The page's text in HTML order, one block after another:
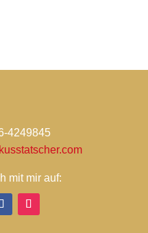
4249845
mit mir auf: